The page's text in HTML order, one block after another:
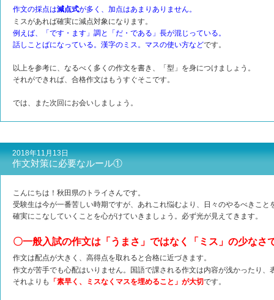
作文の採点は減点式が多く、加点はあまりありません。
ミスがあれば確実に減点対象になります。
例えば、「です・ます」調と「だ・である」長が混じっている。
話しことばになっている。漢字のミス。マスの使い方などです。
以上を参考に、なるべく多くの作文を書き、「型」を身につけましょう。
それができれば、合格作文はもうすぐそこです。
では、また次回にお会いしましょう。
2018年11月13日
作文対策に必要なルール①
こんにちは！秋田県のトライさんです。
受験生は今が一番苦しい時期ですが、あれこれ悩むより、日々のやるべきこと
確実にこなしていくことを心がけていきましょう。必ず光が見えてきます。
〇一般入試の作文は「うまさ」ではなく「ミス」の少なさ
作文は配点が大きく、高得点を取れると合格に近づきます。
作文が苦手でも心配はいりません。国語で課される作文は内容が浅かったり
それよりも
「素早く、ミスなくマスを埋めること」が大切です。